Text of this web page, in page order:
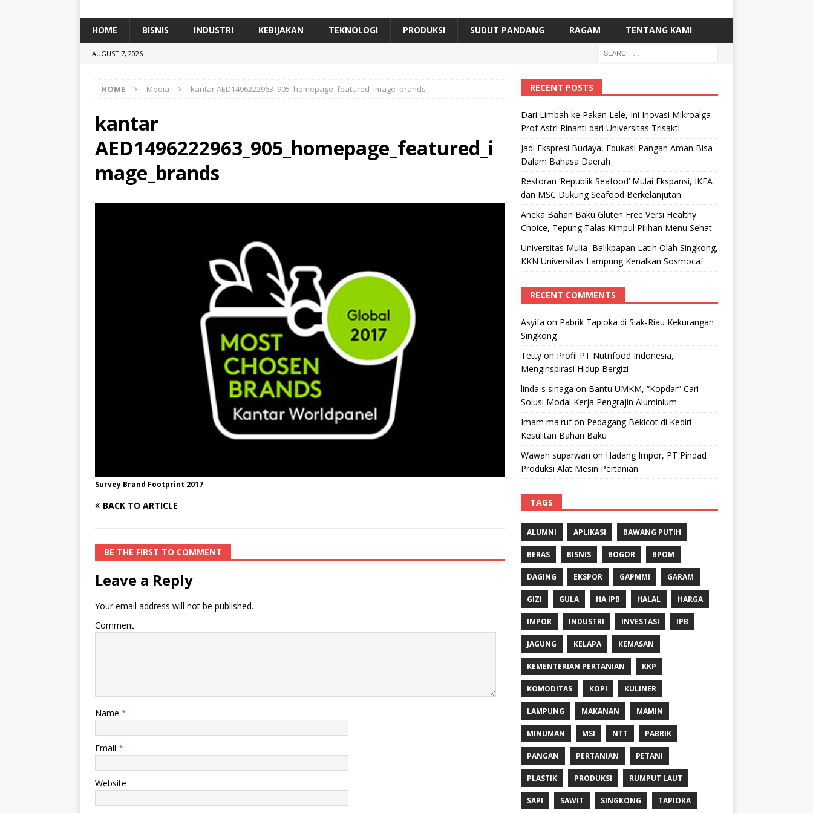
[ July 11, 2026 ] Dari Limbah ke Pakan Lele, Ini Inovasi Mikroalga Prof Astri Rinanti dari Universitas Trisakti
HOME BISNIS INDUSTRI KEBIJAKAN TEKNOLOGI PRODUKSI SUDUT PANDANG RAGAM TENTANG KAMI
AUGUST 7, 2026
HOME Media kantar AED1496222963_905_homepage_featured_image_brands
kantar
AED1496222963_905_homepage_featured_i
mage_brands
Survey Brand Footprint 2017
BACK TO ARTICLE
BE THE FIRST TO COMMENT
Leave a Reply
Your email address will not be published.
Comment
Name *
Email *
Website
RECENT POSTS
Dari Limbah ke Pakan Lele, Ini Inovasi Mikroalga
Prof Astri Rinanti dari Universitas Trisakti
Jadi Ekspresi Budaya, Edukasi Pangan Aman Bisa
Dalam Bahasa Daerah
Restoran ‘Republik Seafood’ Mulai Ekspansi, IKEA
dan MSC Dukung Seafood Berkelanjutan
Aneka Bahan Baku Gluten Free Versi Healthy
Choice, Tepung Talas Kimpul Pilihan Menu Sehat
Universitas Mulia–Balikpapan Latih Olah Singkong,
KKN Universitas Lampung Kenalkan Sosmocaf
RECENT COMMENTS
Asyifa on Pabrik Tapioka di Siak-Riau Kekurangan
Singkong
Tettyon Profil PT Nutrifood Indonesia,
Menginspirasi Hidup Bergizi
linda s sinaga on Bantu UMKM, “Kopdar” Cari
Solusi Modal Kerja Pengrajin Aluminium
Imam ma'rufon Pedagang Bekicot di Kediri
Kesulitan Bahan Baku
Wawan suparwan on Hadang Impor, PT Pindad
Produksi Alat Mesin Pertanian
TAGS
ALUMNI APLIKASI BAWANG PUTIH
BERAS BISNIS BOGOR BPOM
DAGING EKSPOR GAPMMI GARAM
GIZI GULA HA IPB HALAL HARGA
IMPOR INDUSTRI INVESTASI IPB
JAGUNG KELAPA KEMASAN
KEMENTERIAN PERTANIAN KKP
KOMODITAS KOPI KULINER
LAMPUNG MAKANAN MAMIN
MINUMAN MSI NTT PABRIK
PANGAN PERTANIAN PETANI
PLASTIK PRODUKSI RUMPUT LAUT
SAPI SAWIT SINGKONG TAPIOKA